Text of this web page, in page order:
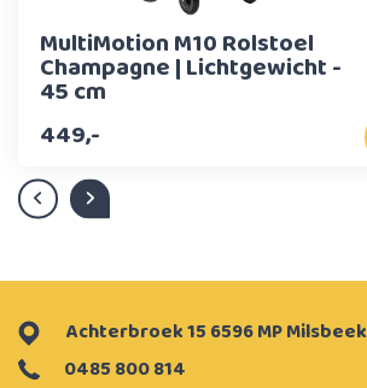
MultiMotion M10 Rolstoel
Champagne | Lichtgewicht -
45 cm
449,-
0485 800 814
Achterbroek 15 6596 MP Milsbeek